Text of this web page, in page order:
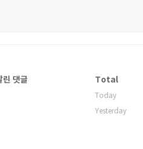
린 댓글 Total
Today
Yesterday